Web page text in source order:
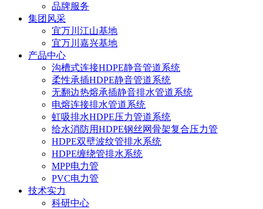
品牌服务
集团风采
宜万川江山基地
宜万川嘉兴基地
产品中心
沟槽式连接HDPE静音管道系统
柔性承插HDPE静音管道系统
无翻边热熔承插静音排水管道系统
电熔连接排水管道系统
虹吸排水HDPE压力管道系统
给水消防用HDPE钢丝网骨架复合压力管
HDPE双壁波纹管排水系统
HDPE缠绕管排水系统
MPP电力管
PVC电力管
技术实力
科研中心